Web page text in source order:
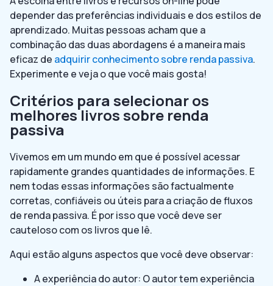
depender das preferências individuais e dos estilos de
aprendizado. Muitas pessoas acham que a
combinação das duas abordagens é a maneira mais
eficaz de adquirir conhecimento sobre renda passiva.
Experimente e veja o que você mais gosta!
Critérios para selecionar os
melhores livros sobre renda
passiva
Vivemos em um mundo em que é possível acessar
rapidamente grandes quantidades de informações. E
nem todas essas informações são factualmente
corretas, confiáveis ou úteis para a criação de fluxos
de renda passiva. É por isso que você deve ser
cauteloso com os livros que lê.
Aqui estão alguns aspectos que você deve observar:
A experiência do autor: O autor tem experiência